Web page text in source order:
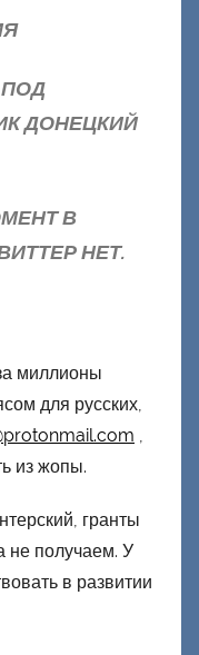
ПОД
ДОНЕЦКИЙ
В
НЕТ.
миллионы
для русских,
,
из жопы.
гранты
не получаем. У
в развитии